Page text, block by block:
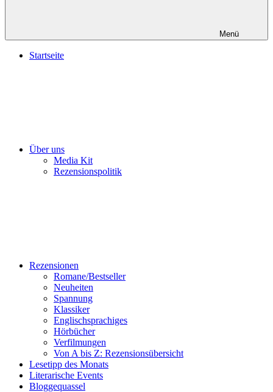
Menü
Startseite
Über uns
Media Kit
Rezensionspolitik
Rezensionen
Romane/Bestseller
Neuheiten
Spannung
Klassiker
Englischsprachiges
Hörbücher
Verfilmungen
Von A bis Z: Rezensionsübersicht
Lesetipp des Monats
Literarische Events
Bloggequassel